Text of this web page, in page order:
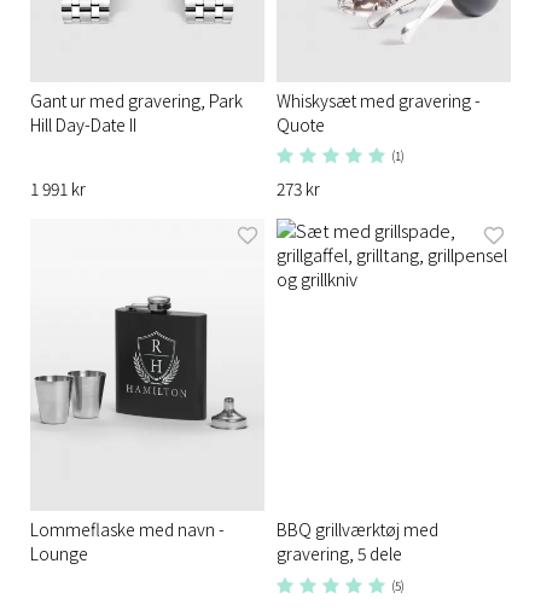
Gant ur med gravering, Park
Hill Day-Date II
1 991 kr
Whiskysæt med gravering -
Quote
(1)
273 kr
Lommeflaske med navn -
Lounge
BBQ grillværktøj med
gravering, 5 dele
(5)